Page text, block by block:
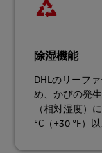
除湿機能
DHLのリーフ
め、かびの発
（相対湿度）
°C（+30 °F）